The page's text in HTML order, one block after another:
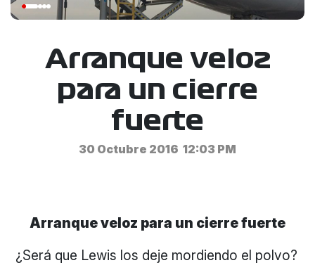
Arranque veloz
para un cierre
fuerte
30 Octubre 2016 12:03 PM
Arranque veloz para un cierre fuerte
¿Será que Lewis los deje mordiendo el polvo?